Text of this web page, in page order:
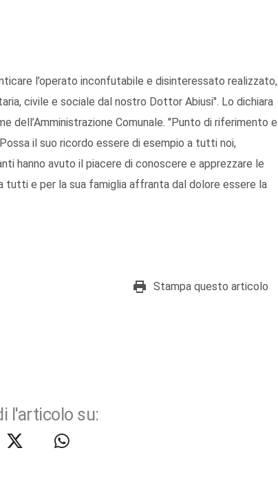
l’operato inconfutabile e disinteressato realizzato,
civile e sociale dal nostro Dottor Abiusi". Lo dichiara
dell’Amministrazione Comunale. "Punto di riferimento e
il suo ricordo essere di esempio a tutti noi,
hanno avuto il piacere di conoscere e apprezzare le
tutti e per la sua famiglia affranta dal dolore essere la
Stampa questo articolo
l'articolo su: